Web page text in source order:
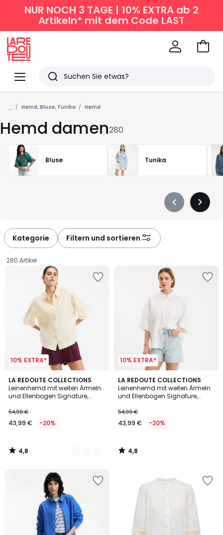
NUR NOCH 3 TAGE | 10% EXTRA ab 2
Artikeln* mit dem Code LAST
Menü
Redoute
Suchen
Zuletzt
angesehen
Artikel
Zum
... Hemd, Bluse, Tunika Hemd
Hemd damen280
Bluse Tunika
Précédent
Kategorie Filtern und sortieren
280 Artikel
10% EXTRA*
LA REDOUTE COLLECTIONS
Leinenhemd mit weiten Ärmeln
und Ellenbogen Signature,
€
Statt
€
20%
angewendet.
54,99 €
43,99 € -20%
4,8
/ 5
2
Farben
4,8
/
10% EXTRA*
LA REDOUTE COLLECTIONS
Leinenhemd mit weiten Ärmeln
und Ellenbogen Signature,
54,99 €
43,99 € -20%
4,8
/ 5
4,8
/